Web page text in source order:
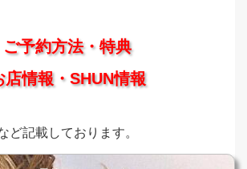
ご予約方法・特典
店情報・SHUN情報
ど記載しております。